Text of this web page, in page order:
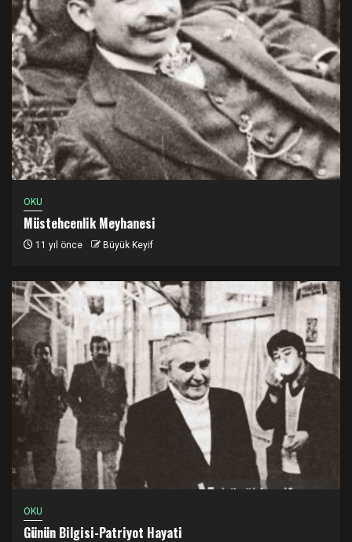
OKU
Müstehcenlik Meyhanesi
11 yıl önce Büyük Keyif
OKU
Günün Bilgisi-Patriyot Hayati